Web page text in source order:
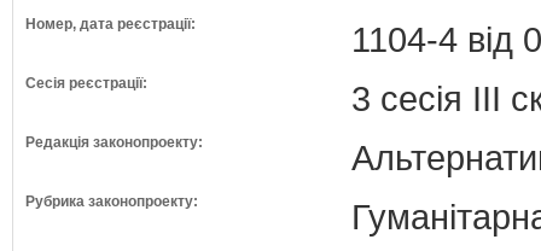
Номер, дата реєстрації: 1104-4 від
Сесія реєстрації: 3 сесія III
Редакція законопроекту:
Рубрика законопроекту: